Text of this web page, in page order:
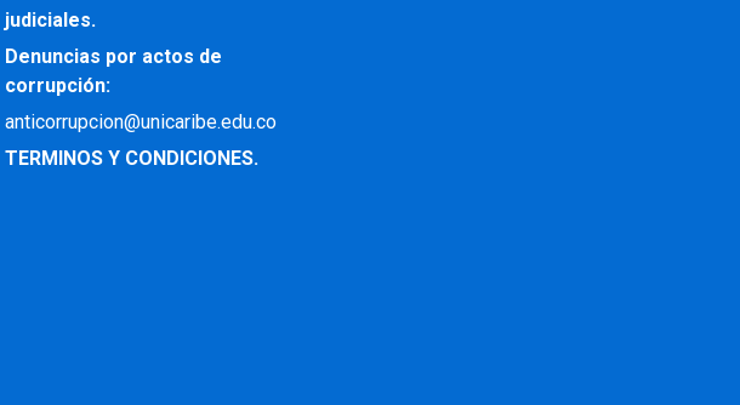
judiciales.
Denuncias por actos de
corrupción:
anticorrupcion@unicaribe.edu.co
TERMINOS Y CONDICIONES.